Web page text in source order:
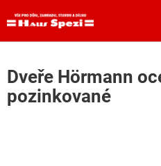
na
Dveře Hörmann
pozinkované